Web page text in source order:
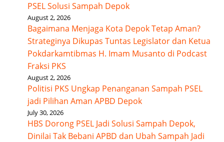
PSEL Solusi Sampah Depok
August 2, 2026
Bagaimana Menjaga Kota Depok Tetap Aman?
Strateginya Dikupas Tuntas Legislator dan Ketua
Pokdarkamtibmas H. Imam Musanto di Podcast
Fraksi PKS
August 2, 2026
Politisi PKS Ungkap Penanganan Sampah PSEL
jadi Pilihan Aman APBD Depok
July 30, 2026
HBS Dorong PSEL Jadi Solusi Sampah Depok,
Dinilai Tak Bebani APBD dan Ubah Sampah Jadi